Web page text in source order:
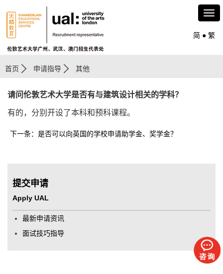
简 ● 繁
首页 申请指导 其他
请问伦敦艺术大学是否有与建筑设计相关的学科？
有的，分别开设了本科和预科课程。
下一条：是否可以向英国的学校申请助学金、奖学金？
提交申请
Apply UAL
最新申请资讯
面试技巧指导